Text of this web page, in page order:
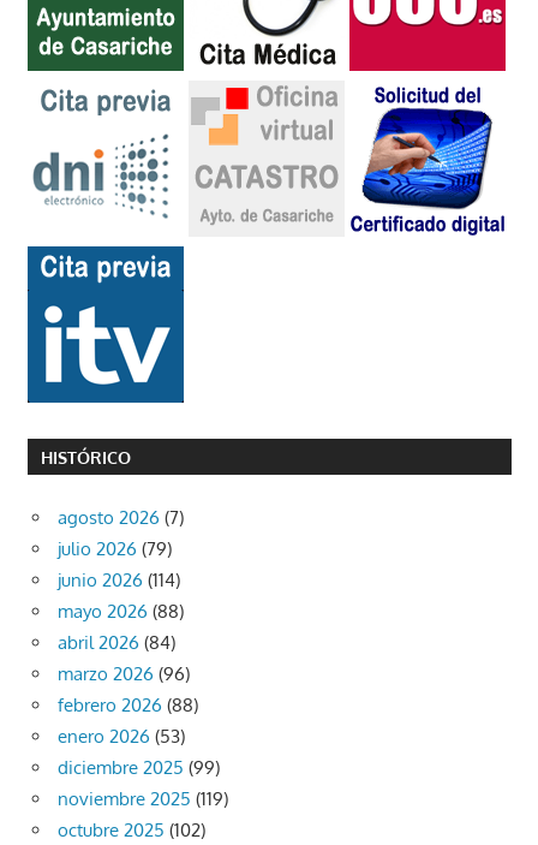
HISTÓRICO
agosto 2026 (7)
julio 2026 (79)
junio 2026 (114)
mayo 2026 (88)
abril 2026 (84)
marzo 2026 (96)
febrero 2026 (88)
enero 2026 (53)
diciembre 2025 (99)
noviembre 2025 (119)
octubre 2025 (102)